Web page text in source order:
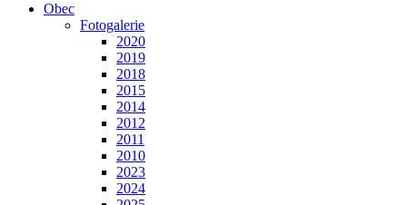
Obec
Fotogalerie
2020
2019
2018
2015
2014
2012
2011
2010
2023
2024